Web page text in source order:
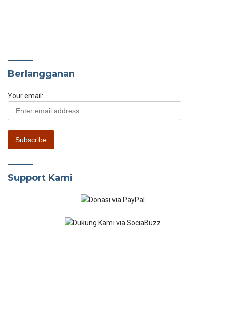
Berlangganan
Your email:
Support Kami